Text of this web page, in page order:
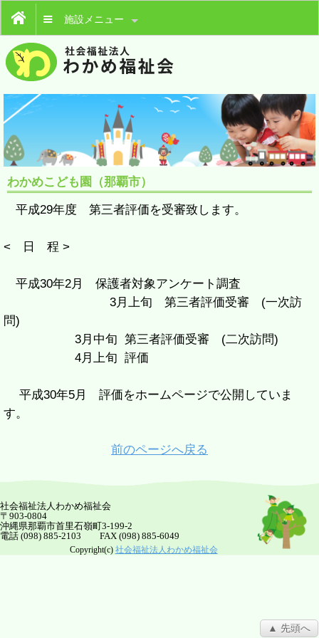
施設メニュー
わかめこども園（那覇市）
平成29年度 第三者評価を受審致します。
< 日 程 >
平成30年2月 保護者対象アンケート調査
3月上旬 第三者評価受審 (一次訪
問)
3月中旬 第三者評価受審 (二次訪問)
4月上旬 評価
平成30年5月 評価をホームページで公開していま
す。
前のページへ戻る
▲ 先頭へ
社会福祉法人わかめ福祉会
〒903-0804
沖縄県那覇市首里石嶺町3-199-2
電話 (098) 885-2103 FAX (098) 885-6049
Copyright(c) 社会福祉法人わかめ福祉会